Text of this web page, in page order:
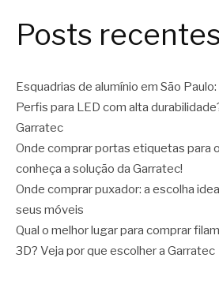
Posts
Esquadrias de alumínio em São
Perfis para LED com alta
Garratec
Onde comprar portas etiquetas para
conheça a solução da Garratec!
Onde comprar puxador: a escolha
seus móveis
Qual o melhor lugar para comprar
3D? Veja por que escolher a Garratec